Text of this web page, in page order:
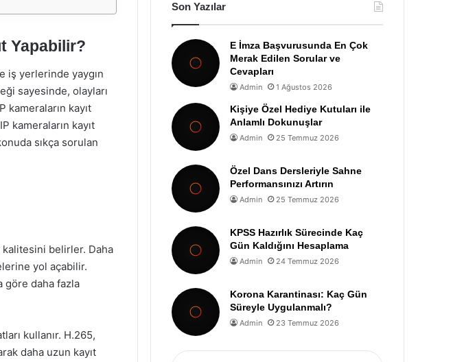
Yapabilir?
iş yerlerinde yaygın
sayesinde, olayları
kayıt
kameraların kayıt
sıkça sorulan
belirler. Daha
yol açabilir.
göre daha fazla
kullanır. H.265,
daha uzun kayıt
Son Yazılar
E İmza Başvurusunda En Çok
Merak Edilen Sorular ve
Cevapları
Admin 1 Ağustos 2026
Kişiye Özel Hediye Kutuları ile
Anlamlı Dokunuşlar
Admin 25 Temmuz 2026
Özel Dans Dersleriyle Sahne
Performansınızı Artırın
Admin 25 Temmuz 2026
KPSS Hazırlık Sürecinde Kaç
Gün Kaldığını Hesaplama
Admin 24 Temmuz 2026
Korona Karantinası: Kaç Gün
Süreyle Uygulanmalı?
Admin 23 Temmuz 2026